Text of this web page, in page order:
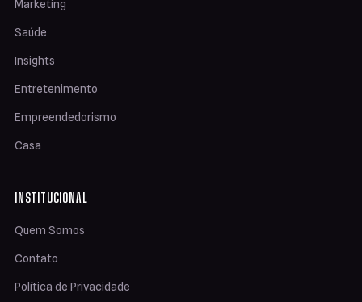
Marketing
Saúde
Insights
Entretenimento
Empreendedorismo
Casa
INSTITUCIONAL
Quem Somos
Contato
Política de Privacidade